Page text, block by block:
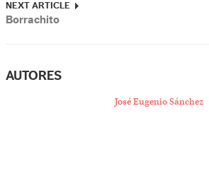
NEXT ARTICLE
Borrachito
AUTORES
José Eugenio Sánchez